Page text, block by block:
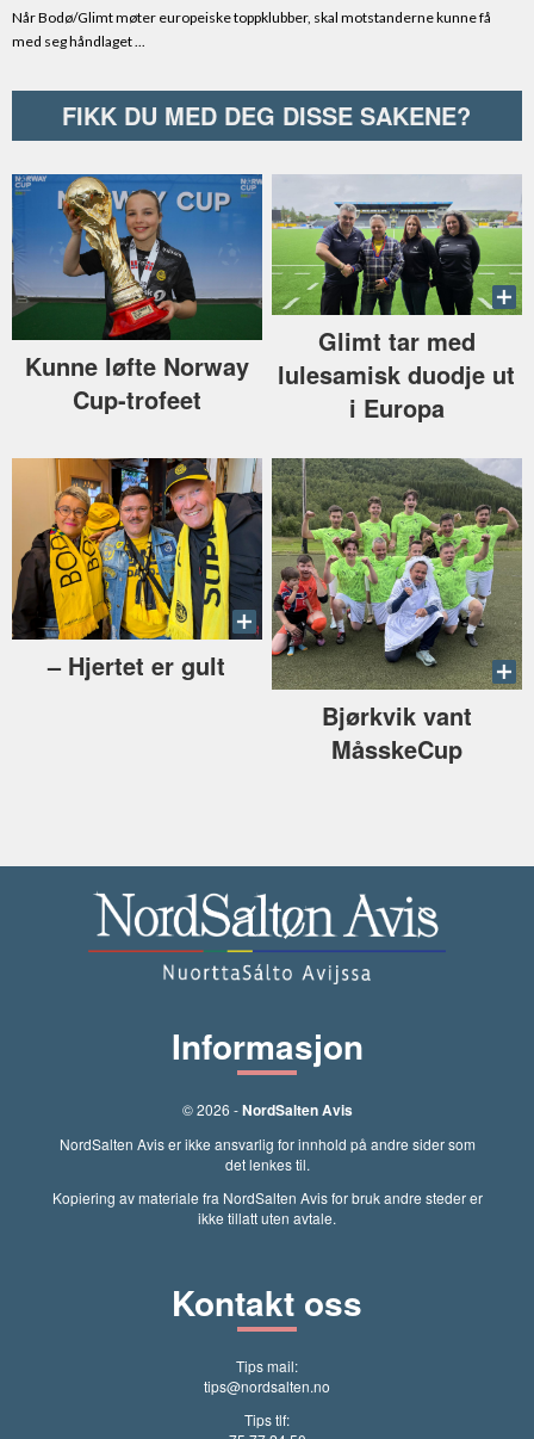
FIKK DU MED DEG DISSE SAKENE?
Kunne løfte Norway
Cup-trofeet
Glimt tar med
lulesamisk duodje ut
i Europa
–⁠ Hjertet er gult
Bjørkvik vant
MåsskeCup
Informasjon
© 2026 -NordSalten Avis
NordSalten Avis er ikke ansvarlig for innhold på andre sider som
det lenkes til.
Kopiering av materiale fra NordSalten Avis for bruk andre steder er
ikke tillatt uten avtale.
Kontakt oss
Tips mail:
tips@nordsalten.no
Tips tlf: